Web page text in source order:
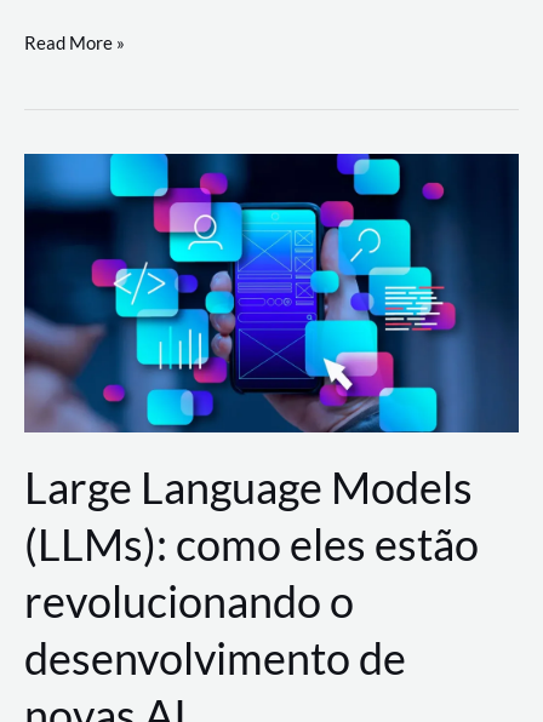
Por
migrar
de
a
AWS?
Read More »
Large Language Models
(LLMs): como eles estão
revolucionando o
desenvolvimento de